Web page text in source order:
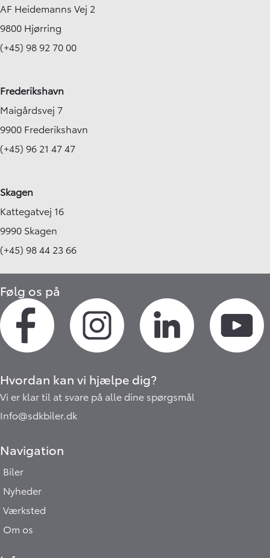
AF Heidemanns Vej 2
9800 Hjørring
(+45) 98 92 70 00
Frederikshavn
Maigårdsvej 7
9900 Frederikshavn
(+45) 96 21 47 47
Skagen
Kattegatvej 16
9990 Skagen
(+45) 98 44 23 66
Følg os på
Hvordan kan vi hjælpe dig?
Vi er klar til at svare på alle dine spørgsmål
Info@sdkbiler.dk
Navigation
Biler
Nyheder
Værksted
Om os